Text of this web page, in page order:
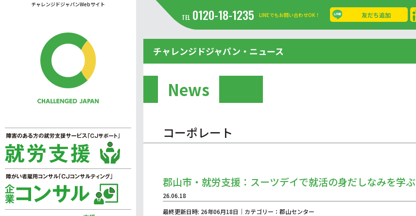
チャレンジドジャパンWebサイト
TEL 0120-18-1235 LINEでもお問い合わせOK！ 友だち追加
チャレンジドジャパン・ニュース
News
コーポレート
郡山市・就労支援：スーツデイで就活の身だしなみを学ぶ
26.06.18
最終更新日時: 26年06月18日｜カテゴリー：郡山センター